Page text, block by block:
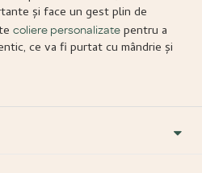
și face un gest plin de
coliere personalizate pentru a
ce va fi purtat cu mândrie și